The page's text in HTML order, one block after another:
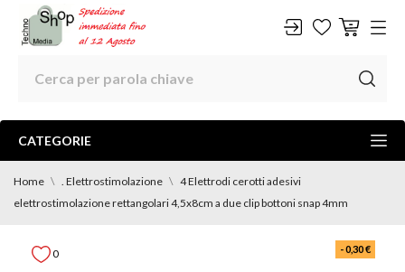
CATEGORIE
Home . Elettrostimolazione
4 Elettrodi cerotti adesivi
elettrostimolazione rettangolari 4,5x8cm a due clip bottoni snap 4mm
- 0,30 €
0